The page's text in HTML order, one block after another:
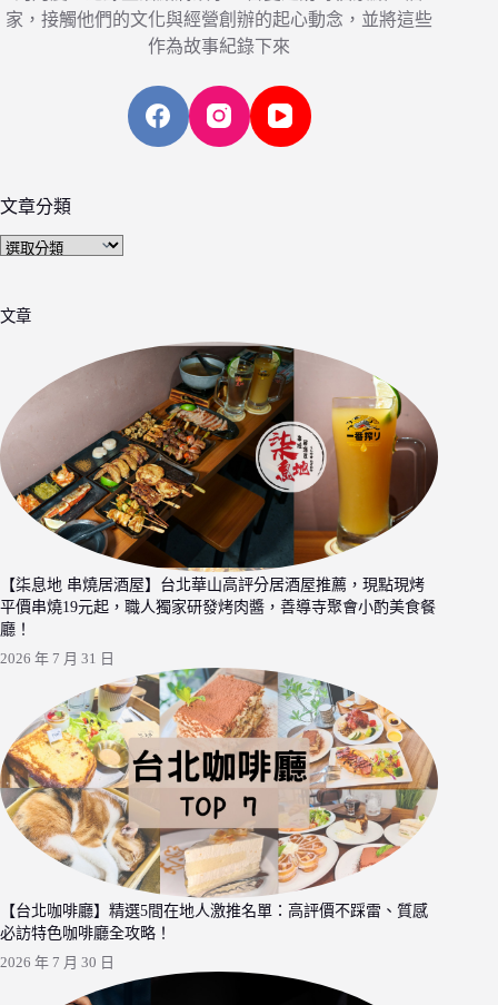
家，接觸他們的文化與經營創辦的起心動念，並將這些
作為故事紀錄下來
文章分類
文
類
文章
【柒息地 串燒居酒屋】台北華山高評分居酒屋推薦，現點現烤
平價串燒19元起，職人獨家研發烤肉醬，善導寺聚會小酌美食餐
廳！
2026 年 7 月 31 日
【台北咖啡廳】精選5間在地人激推名單：高評價不踩雷、質感
必訪特色咖啡廳全攻略！
2026 年 7 月 30 日